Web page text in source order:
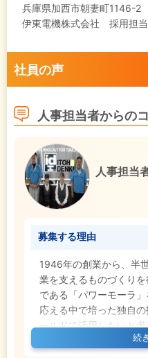
兵庫県加西市朝妻町1146-2
伊東電機株式会社 採用担当
社員の声
人事担当者からの
人事担当
募集する理由
1946年の創業から、半
業を支えるものづくり
である「パワーモーラ
応える中で培った独自
ールドで活用したいと
のは、そんな当社の成続